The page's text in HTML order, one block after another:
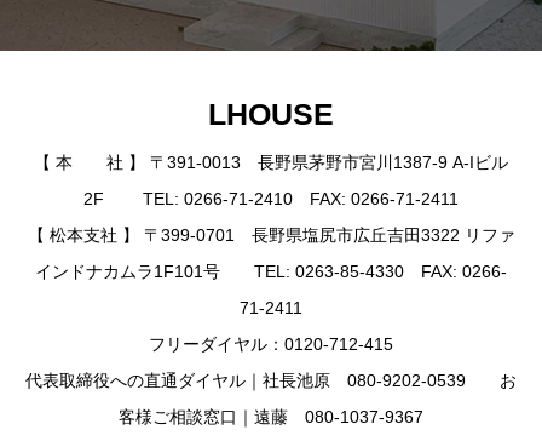
LHOUSE
【 本 社 】 〒391-0013 長野県茅野市宮川1387-9 A-Iビル
2F TEL: 0266-71-2410 FAX: 0266-71-2411
【 松本支社 】 〒399-0701 長野県塩尻市広丘吉田3322 リファ
インドナカムラ1F101号 TEL: 0263-85-4330 FAX: 0266-
71-2411
フリーダイヤル：0120-712-415
代表取締役への直通ダイヤル｜社長池原 080-9202-0539 お
客様ご相談窓口｜遠藤 080-1037-9367